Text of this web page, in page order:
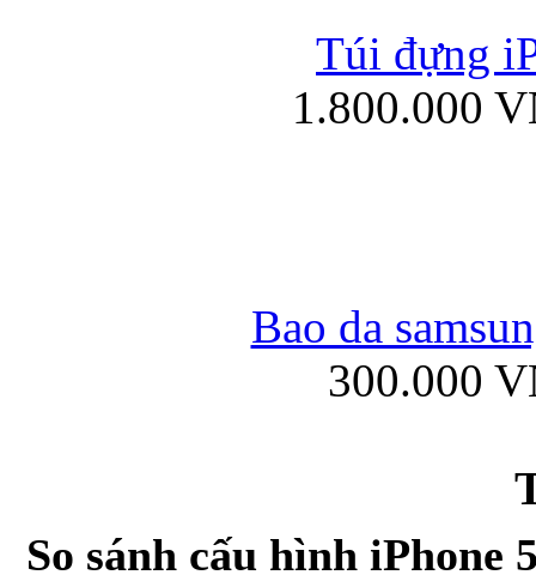
Túi xách da
Túi đựng
1.800.000
Bao da
300.000
So sánh cấu hình iPhone